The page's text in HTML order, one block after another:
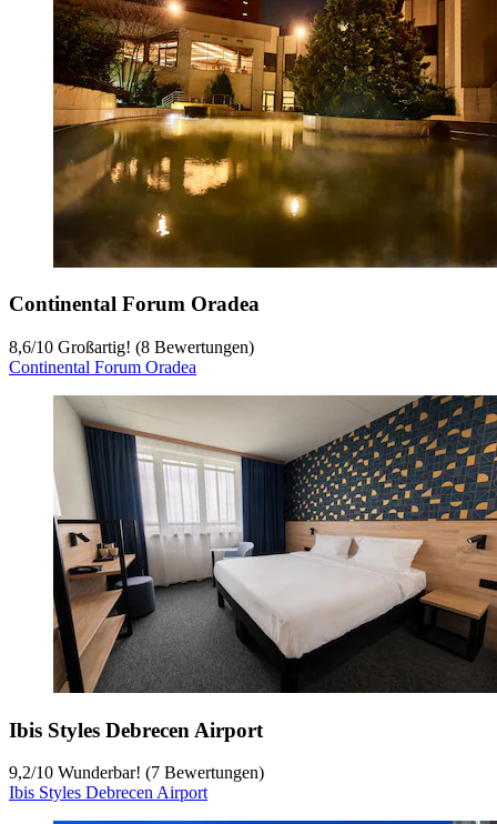
Continental Forum Oradea
8,6/10 Großartig! (8 Bewertungen)
Continental Forum Oradea
Ibis Styles Debrecen Airport
9,2/10 Wunderbar! (7 Bewertungen)
Ibis Styles Debrecen Airport